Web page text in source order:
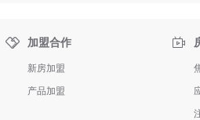
 加盟合作
新房加盟
产品加盟
